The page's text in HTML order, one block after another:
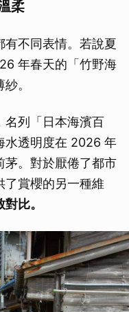
柔
有不同表情。若說夏
年春天的「竹野海
。
名列「日本海濱百
水透明度在 2026 年
茅。對於厭倦了都市
了賞櫻的另一種維
比。